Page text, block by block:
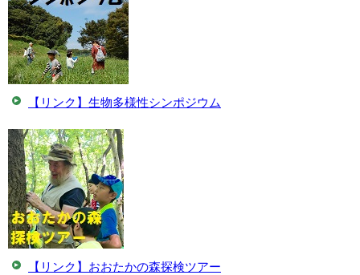
【リンク】生物多様性シンポジウム
【リンク】おおたかの森探検ツアー